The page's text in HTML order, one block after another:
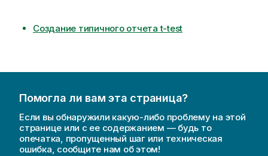
Создание типичного отчета t-test
Помогла ли вам эта страница?
Если вы обнаружили какую-либо проблему на этой
странице или с ее содержанием — будь то
опечатка, пропущенный шаг или техническая
ошибка, сообщите нам об этом!